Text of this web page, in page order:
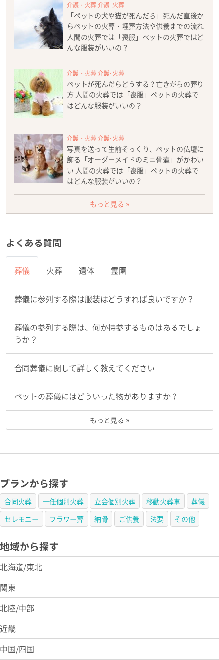
介護・火葬 介護･火葬
「ペットの犬や猫が死んだら」死んだ直後か
らペットの火葬・埋葬方法や供養までの流れ
人間の火葬では「喪服」ペットの火葬ではど
んな服装がいいの？
介護・火葬 介護･火葬
ペットが死んだらどうする？亡きがらの葬り
方 人間の火葬では「喪服」ペットの火葬で
はどんな服装がいいの？
介護・火葬 介護･火葬
写真を送って生前そっくり、ペットの仏壇に
飾る「オーダーメイドのミニ骨壷」がかわい
い 人間の火葬では「喪服」ペットの火葬で
はどんな服装がいいの？
もっと見る »
よくある質問
葬儀 火葬 遺体 霊園
葬儀に参列する際は服装はどうすれば良いですか？
葬儀の参列する際は、何か持参するものはあるでしょ
うか？
合同葬儀に関して詳しく教えてください
ペットの葬儀にはどういった物がありますか？
もっと見る »
プランから探す
合同火葬 一任個別火葬 立会個別火葬 移動火葬車
葬儀
セレモニー
フラワー葬 納骨 ご供養 法要 その他
地域から探す
北海道/東北
関東
北陸/中部
近畿
中国/四国